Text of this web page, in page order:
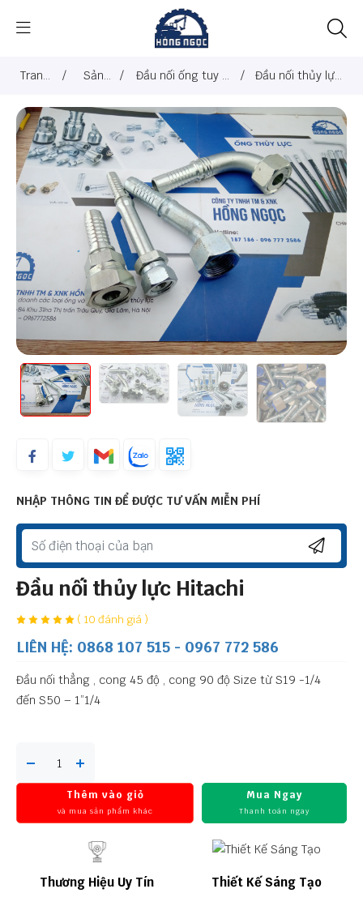
Trang
chủ
/ Sản
phẩm
/ Đầu nối ống tuy ô
thủy lực
/ Đầu nối thủy lực
Hitachi
NHẬP THÔNG TIN ĐỂ ĐƯỢC TƯ VẤN MIỄN PHÍ
Đầu nối thủy lực Hitachi
( 10 đánh giá )
LIÊN HỆ: 0868 107 515 - 0967 772 586
Đầu nối thẳng , cong 45 độ , cong 90 độ Size từ S19 -1/4
đến S50 – 1”1/4
Thêm vào giỏ
và mua sản phẩm khác
Mua Ngay
Thanh toán ngay
Thương Hiệu Uy Tín Thiết Kế Sáng Tạo